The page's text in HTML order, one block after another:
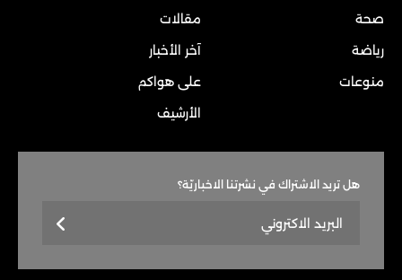
صحة
رياضة
منوعات
مقالات
آخر الأخبار
على هواكم
الأرشيف
هل تريد الاشتراك في نشرتنا الاخباريّة؟